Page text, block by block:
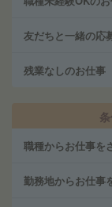
友だちと一緒の応
残業なしのお仕事
職種からお仕事を
勤務地からお仕事